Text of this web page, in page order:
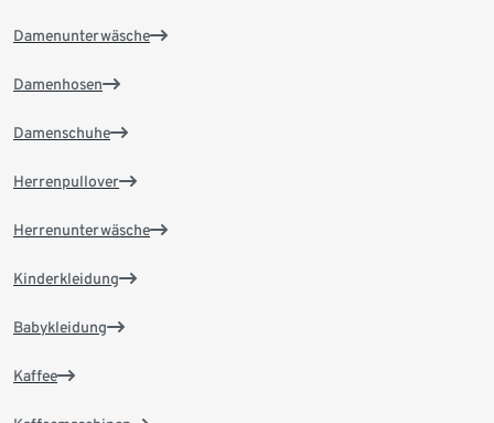
Damenunterwäsche
Damenhosen
Damenschuhe
Herrenpullover
Herrenunterwäsche
Kinderkleidung
Babykleidung
Kaffee